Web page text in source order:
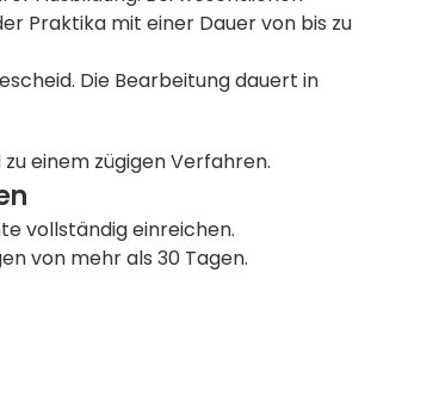
Praktika mit einer Dauer von bis zu
Die Bearbeitung dauert in
einem zügigen Verfahren.
vollständig einreichen.
von mehr als 30 Tagen.